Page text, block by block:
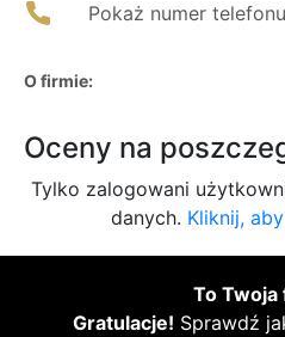
Pokaż numer telefonu
O firmie:
Oceny na
Tylko zalogowani
danych. Kliknij,
To Twoja
Gratulacje! Sprawdź